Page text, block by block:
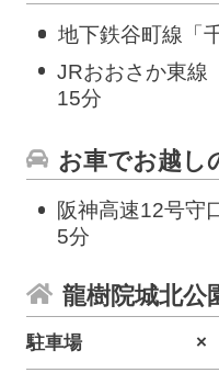
地下鉄谷町線「
JRおおさか東線
15分
お車でお越し
阪神高速12号守
5分
龍樹院城北公
駐車場 ×